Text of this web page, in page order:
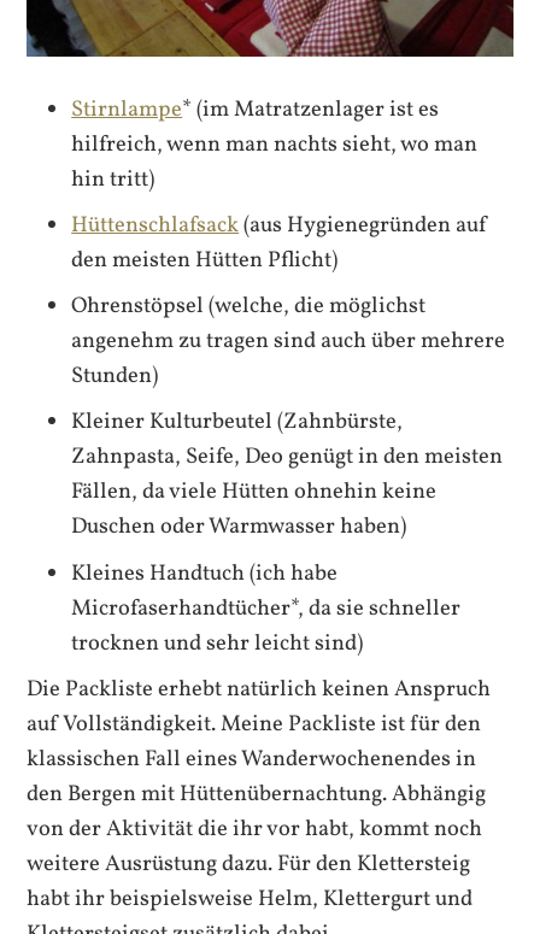
Stirnlampe* (im Matratzenlager ist es
hilfreich, wenn man nachts sieht, wo man
hin tritt)
Hüttenschlafsack(aus Hygienegründen auf
den meisten Hütten Pflicht)
Ohrenstöpsel (welche, die möglichst
angenehm zu tragen sind auch über mehrere
Stunden)
Kleiner Kulturbeutel (Zahnbürste,
Zahnpasta, Seife, Deo genügt in den meisten
Fällen, da viele Hütten ohnehin keine
Duschen oder Warmwasser haben)
Kleines Handtuch (ich habe
Microfaserhandtücher*, da sie schneller
trocknen und sehr leicht sind)
Die Packliste erhebt natürlich keinen Anspruch
auf Vollständigkeit. Meine Packliste ist für den
klassischen Fall eines Wanderwochenendes in
den Bergen mit Hüttenübernachtung. Abhängig
von der Aktivität die ihr vor habt, kommt noch
weitere Ausrüstung dazu. Für den Klettersteig
habt ihr beispielsweise Helm, Klettergurt und